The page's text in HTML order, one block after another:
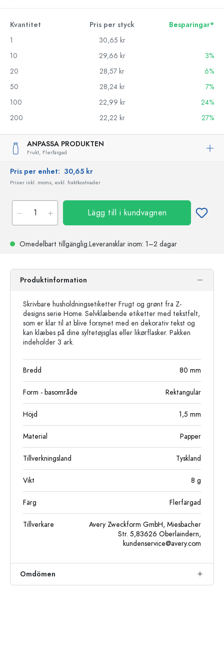
Kvantitet Pris per styck
Besparingar*
1
30,65 kr
10
29,66 kr
3%
20
28,57 kr
6%
50
28,24 kr
7%
100
22,99 kr
24%
200
22,22 kr 27%
ANPASSA PRODUKTEN
Frukt, Flerfärgad
Pris per enhet: 30,65 kr
Priser inkl. moms, exkl. fraktkostnader
Lägg till i kundvagnen
Omedelbart tillgänglig.Leveransklar inom: 1–2 dagar
Produktinformation
Skrivbare husholdningsetiketter Frugt og grønt fra Z-
designs serie Home. Selvklæbende etiketter med tekstfelt,
som er klar til at blive forsynet med en dekorativ tekst og
kan klæbes på dine syltetøjsglas eller likørflasker. Pakken
indeholder 3 ark.
Bredd 80 mm
Form - basområde Rektangulär
Höjd 1,5 mm
Material Papper
Tillverkningsland Tyskland
Vikt 8 g
Färg Flerfärgad
Tillverkare
Avery Zweckform GmbH, Miesbacher
Str. 5,83626 Oberlaindern,
kundenservice@avery.com
Omdömen